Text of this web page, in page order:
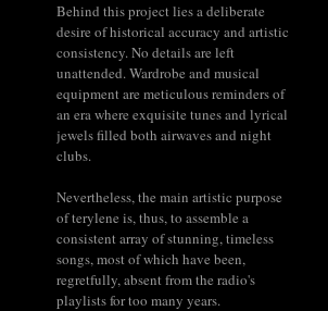
Behind this project lies a deliberate
desire of historical accuracy and artistic
consistency. No details are left
unattended. Wardrobe and musical
equipment are meticulous reminders of
an era where exquisite tunes and lyrical
jewels filled both airwaves and night
clubs.
Nevertheless, the main artistic purpose
of terylene is, thus, to assemble a
consistent array of stunning, timeless
songs, most of which have been,
regretfully, absent from the radio's
playlists for too many years.